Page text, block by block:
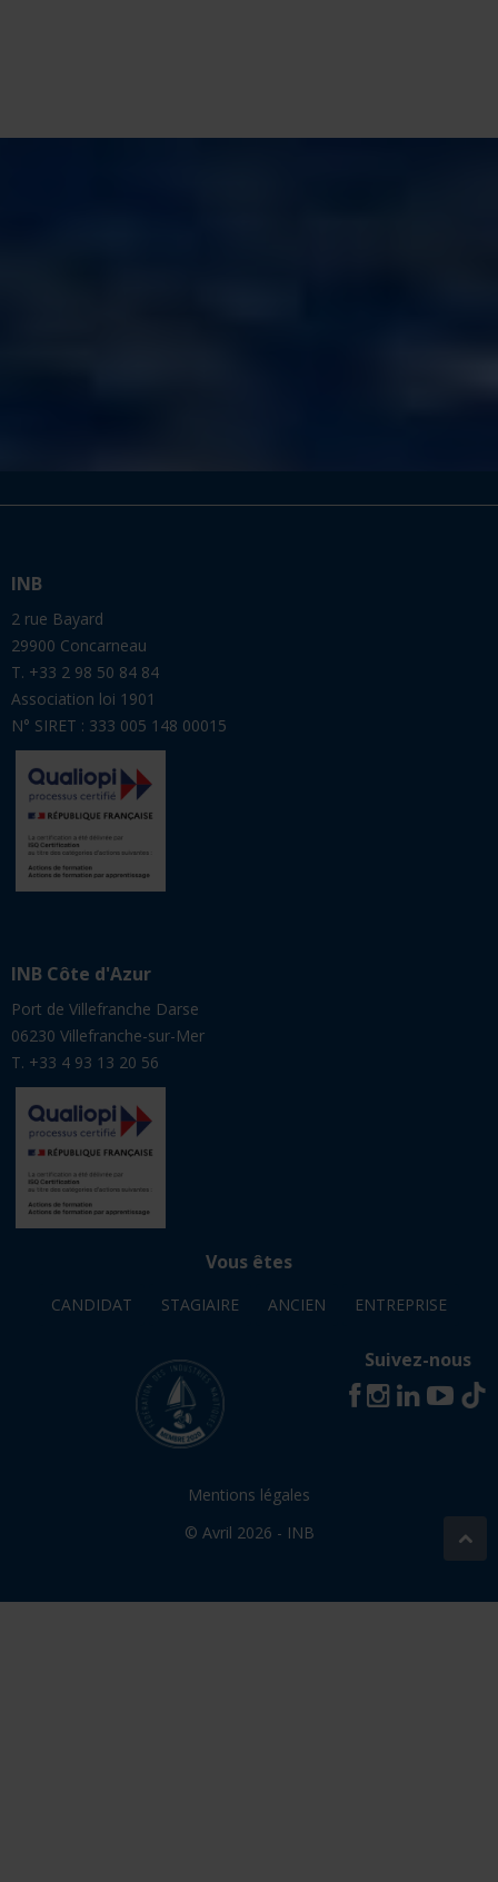
INB
2 rue Bayard
29900 Concarneau
T. +33 2 98 50 84 84
Association loi 1901
N° SIRET : 333 005 148 00015
INB Côte d'Azur
Port de Villefranche Darse
06230 Villefranche-sur-Mer
T. +33 4 93 13 20 56
Vous êtes
CANDIDAT STAGIAIRE ANCIEN ENTREPRISE
Suivez-nous
Mentions légales
© Avril 2026 - INB